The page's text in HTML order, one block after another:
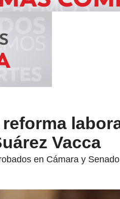
Vacca
en Cámara y